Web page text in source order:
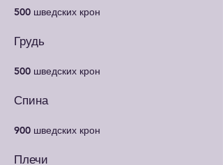
500 шведских крон
Грудь
500 шведских крон
Спина
900 шведских крон
Плечи